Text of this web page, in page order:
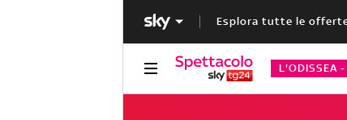
Esplora tutte le
L'ODISSEA -